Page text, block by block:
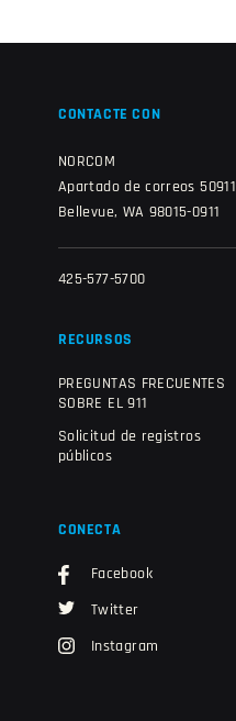
CONTACTE CON
NORCOM
Apartado de correos 50911
Bellevue, WA 98015-0911
425-577-5700
RECURSOS
PREGUNTAS FRECUENTES
SOBRE EL 911
Solicitud de registros
públicos
CONECTA
Facebook
Twitter
Instagram